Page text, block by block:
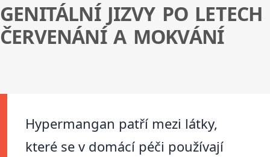
GENITÁLNÍ JIZVY PO LETECH
ČERVENÁNÍ A MOKVÁNÍ
Hypermangan patří mezi látky,
které se v domácí péči používají